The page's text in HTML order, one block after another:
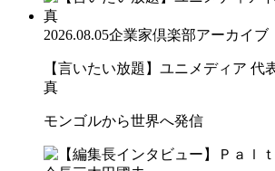
2026.08.05企業家倶楽部アーカイブ
【言いたい放題】ユニメディア 代
真
モンゴルから世界へ発信